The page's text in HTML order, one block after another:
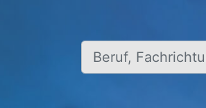
Beruf, Fachrichtung,